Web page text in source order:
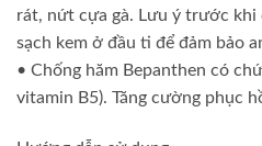
rát, nứt cựa gà. Lưu ý trước khi
sạch kem ở đầu ti để đảm bảo
• Chống hăm Bepanthen có
vitamin B5). Tăng cường phục